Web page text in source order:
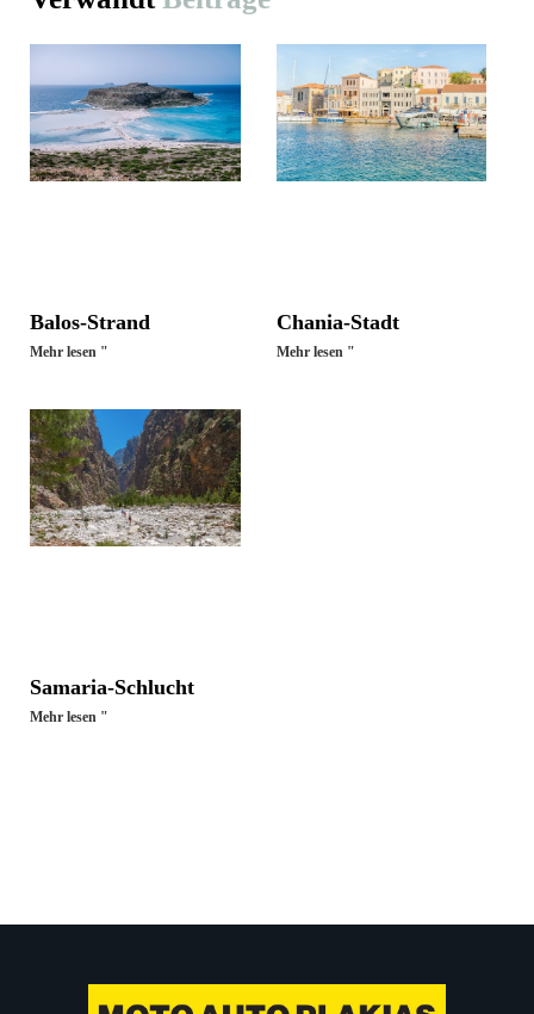
Balos-Strand
Mehr lesen "
Chania-Stadt
Mehr lesen "
Samaria-Schlucht
Mehr lesen "